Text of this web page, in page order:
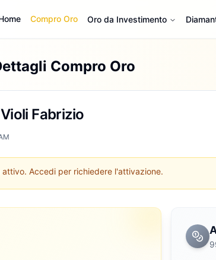
Compro Oro Oro da Investimento
Compro Oro
Fabrizio
attivo. Accedi per richiedere l'attivazione.